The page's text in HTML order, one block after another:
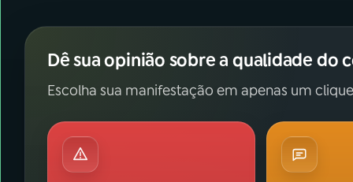
Dê sua opinião sobre a qualidade do
Escolha sua manifestação em apenas um